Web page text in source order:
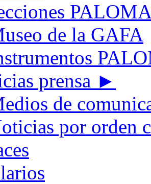
de la GAFA
prensa ►
de
por orden